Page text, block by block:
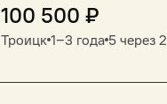
100 500 ₽
Троицк 1‒3 года 5 через 2